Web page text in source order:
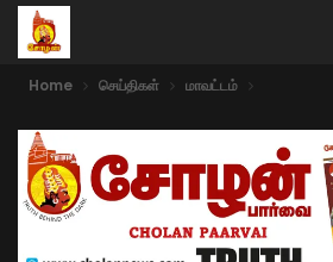
Home செய்திகள் மாவட்டம்